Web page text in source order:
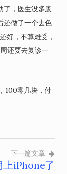
了，医生没多废
还做了一个去色
好，不算难受，
还要去复诊一
100零几块，付
下一篇文章
上iPhone了